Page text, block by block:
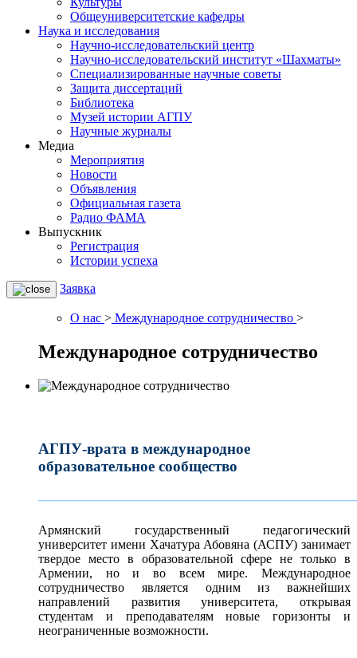
Общеуниверситетские кафедры
Наука и исследования
Научно-исследовательский центр
Научно-исследовательский институт «Шахматы»
Специализированные научные советы
Защита диссертаций
Библиотека
Музей истории АГПУ
Научные журналы
Медиа
Mероприятия
Новости
Объявления
Официальная газета
Радио ФАМА
Выпускник
Регистрация
Истории успеха
Заявка
О нас > Международное сотрудничество >
Международное сотрудничество
АГПУ-врата в международное
образовательное сообщество
Армянский государственный педагогический
университет имени Хачатура Абовяна (АСПУ) занимает
твердое место в образовательной сфере не только в
Армении, но и во всем мире. Международное
сотрудничество является одним из важнейших
направлений развития университета, открывая
студентам и преподавателям новые горизонты и
неограниченные возможности.